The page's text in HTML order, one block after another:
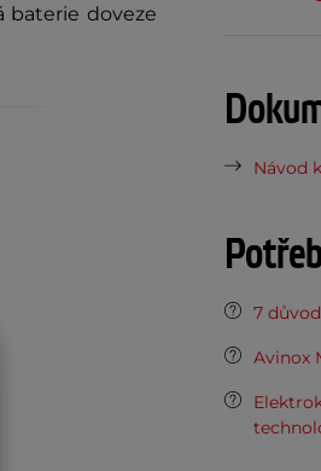
baterie doveze
Návod
7
Avinox